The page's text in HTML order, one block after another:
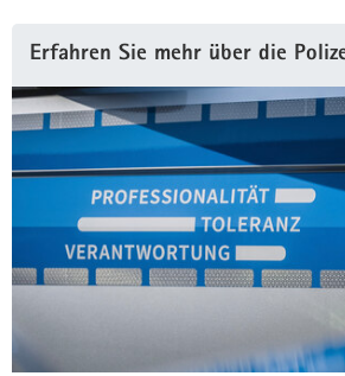
Erfahren Sie mehr über die